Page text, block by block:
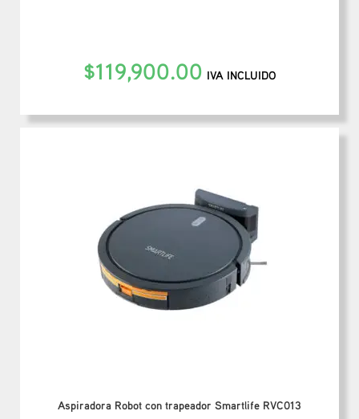
$119,900.00 IVA INCLUIDO
Aspiradora Robot con trapeador Smartlife RVC013